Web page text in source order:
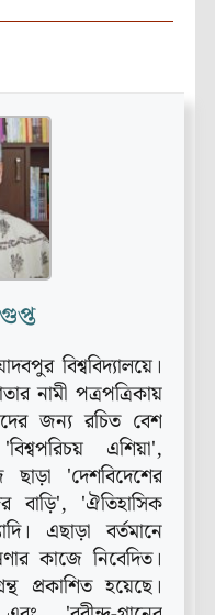
বিশ্ববিদ্যালয়ে।
নামী পত্রপত্রিকায়
জন্য রচিত বেশ
এশিয়া',
'দেশবিদেশের
বাড়ি', 'ঐতিহাসিক
এছাড়া বর্তমানে
কাজে নিবেদিত।
প্রকাশিত হয়েছে।